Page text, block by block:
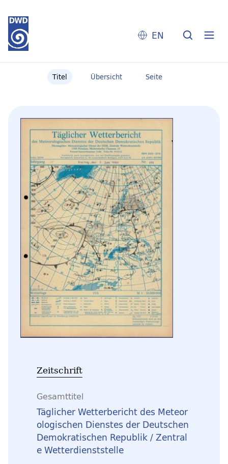
EN
Titel Übersicht Seite
Zeitschrift
Gesamttitel
Täglicher Wetterbericht des Meteor
ologischen Dienstes der Deutschen
Demokratischen Republik / Zentral
e Wetterdienststelle